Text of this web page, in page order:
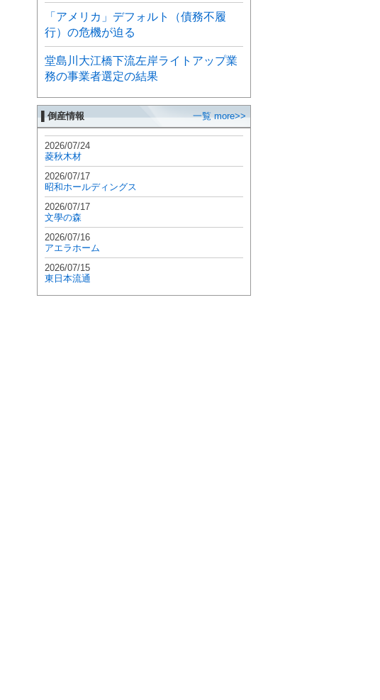
「アメリカ」デフォルト（債務不履
行）の危機が迫る
堂島川大江橋下流左岸ライトアップ業
務の事業者選定の結果
▌倒産情報 一覧 more>>
2026/07/24
菱秋木材
2026/07/17
昭和ホールディングス
2026/07/17
文學の森
2026/07/16
アエラホーム
2026/07/15
東日本流通